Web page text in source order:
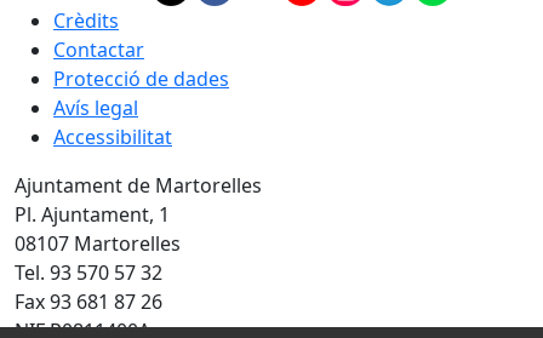
Crèdits
Contactar
Protecció de dades
Avís legal
Accessibilitat
Ajuntament de Martorelles
Pl. Ajuntament, 1
08107 Martorelles
Tel. 93 570 57 32
Fax 93 681 87 26
NIF P0811400A